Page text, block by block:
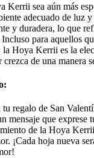
Kerrii sea aún más
adecuado de luz
y duradera, lo que
para aquellos
la Hoya Kerrii es la
de una manera
regalo de San
mensaje que exprese
de la Hoya
¡Cada hoja nueva